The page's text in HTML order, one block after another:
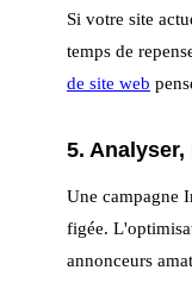
Si votre site
temps de
de site web
5.
Une campagne
figée.
annonceurs